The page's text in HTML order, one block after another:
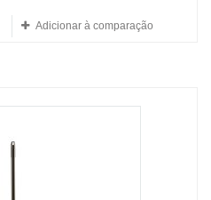
Adicionar à comparação